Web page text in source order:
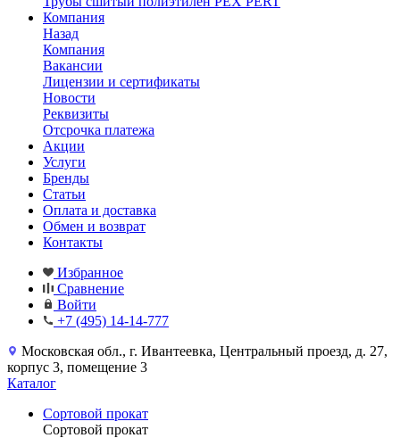
Компания
Назад
Компания
Вакансии
Лицензии и сертификаты
Новости
Реквизиты
Отсрочка платежа
Акции
Услуги
Бренды
Статьи
Оплата и доставка
Обмен и возврат
Контакты
Избранное
Сравнение
Войти
+7 (495) 14-14-777
Московская обл., г. Ивантеевка, Центральный проезд, д. 27,
корпус 3, помещение 3
Каталог
Сортовой прокат
Сортовой прокат